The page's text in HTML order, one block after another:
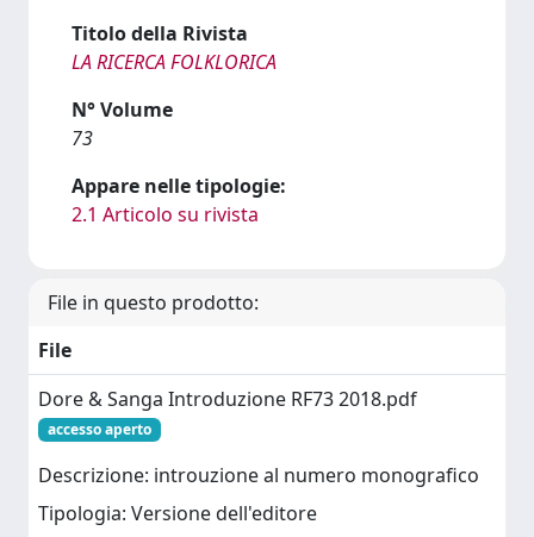
Titolo della Rivista
LA RICERCA FOLKLORICA
N° Volume
73
Appare nelle tipologie:
2.1 Articolo su rivista
File in questo prodotto:
File
Dore & Sanga Introduzione RF73 2018.pdf
accesso aperto
Descrizione: introuzione al numero monografico
Tipologia: Versione dell'editore